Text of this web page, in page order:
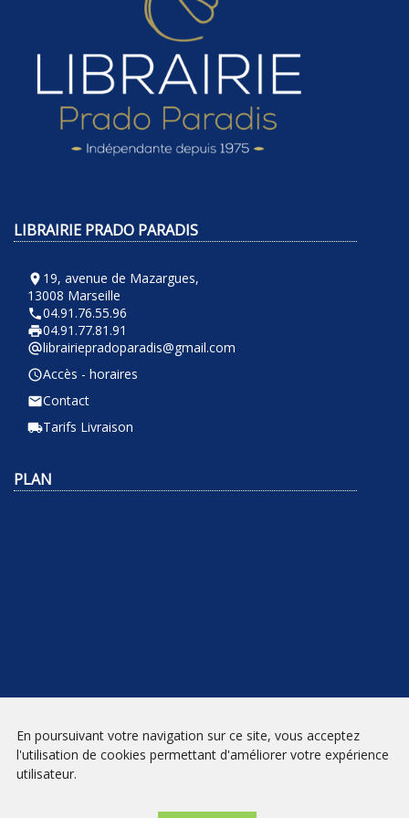
LIBRAIRIE PRADO PARADIS
room 19, avenue de Mazargues,
13008 Marseille
phone04.91.76.55.96
local_printshop04.91.77.81.91
alternate_emaillibrairiepradoparadis@gmail.com
query_builderAccès - horaires
emailContact
local_shippingTarifs Livraison
PLAN
NEWSLETTER
En poursuivant votre navigation sur ce site, vous acceptez
l'utilisation de cookies permettant d'améliorer votre expérience
utilisateur.